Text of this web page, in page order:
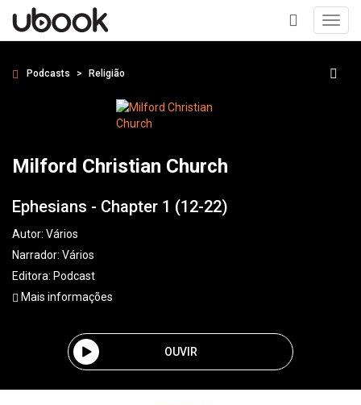
+
Podcasts Religião
Milford Christian Church
Ephesians - Chapter 1 (12-22)
Autor: Vários
Narrador: Vários
Editora: Podcast
Mais informações
OUVIR